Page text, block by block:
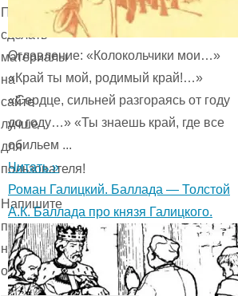
Помогите
сделать
материалы
на
сайте
лучше
для
пользователя!
Напишите
причину
низкой
оценки.
Оглавление: «Колокольчики мои…»
«Край ты мой, родимый край!…»
«Сердце, сильней разгораясь от году
до году…» «Ты знаешь край, где все
обильем ...
Читать »
Роман Галицкий. Баллада — Толстой
А.К. Баллада про князя Галицкого.